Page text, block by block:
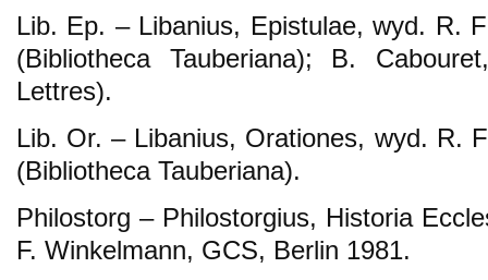
Lib. Ep. – Libanius, Epistulae, wyd. R.
(Bibliotheca Tauberiana); B.
Lettres).
Lib. Or. – Libanius, Orationes, wyd. R.
(Bibliotheca Tauberiana).
Philostorg – Philostorgius, Historia
F. Winkelmann, GCS, Berlin 1981.